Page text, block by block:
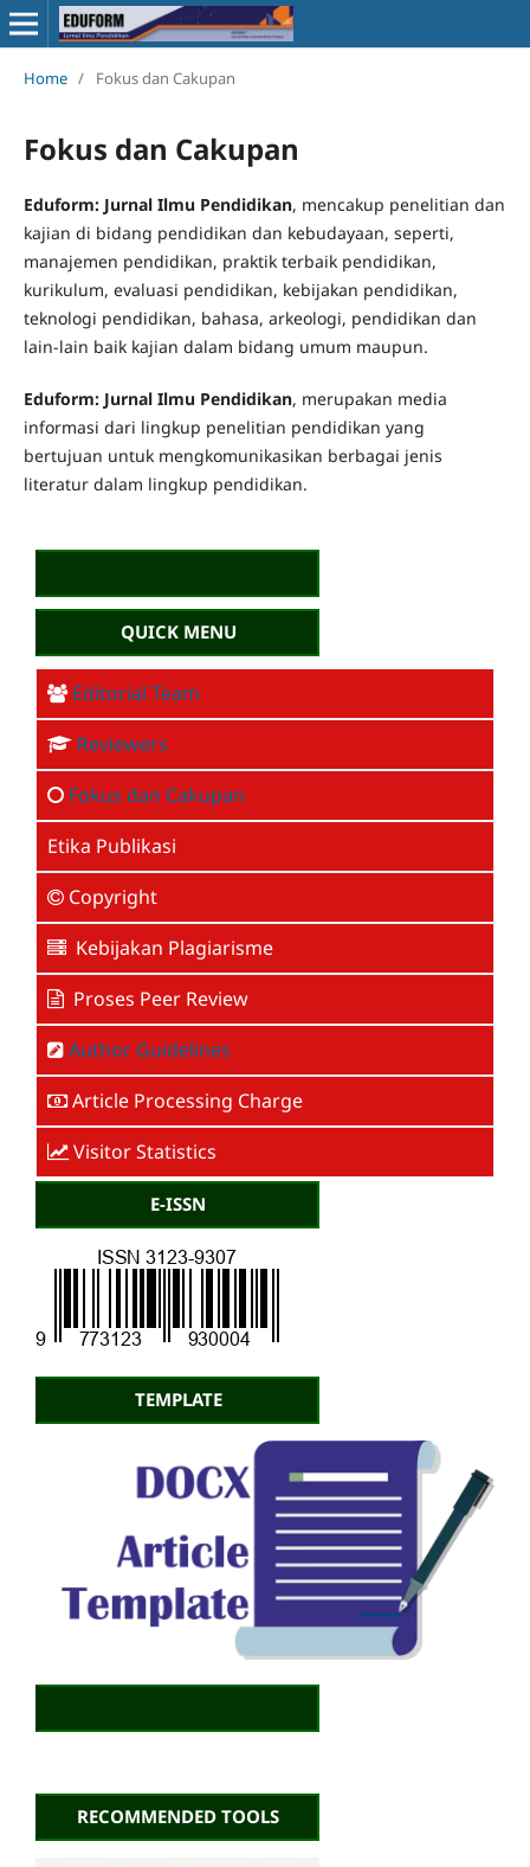
Home / Fokus dan Cakupan
Fokus dan Cakupan
Eduform: Jurnal Ilmu Pendidikan, mencakup penelitian dan
kajian di bidang pendidikan dan kebudayaan, seperti,
manajemen pendidikan, praktik terbaik pendidikan,
kurikulum, evaluasi pendidikan, kebijakan pendidikan,
teknologi pendidikan, bahasa, arkeologi, pendidikan dan
lain-lain baik kajian dalam bidang umum maupun.
Eduform: Jurnal Ilmu Pendidikan, merupakan media
informasi dari lingkup penelitian pendidikan yang
bertujuan untuk mengkomunikasikan berbagai jenis
literatur dalam lingkup pendidikan.
QUICK MENU
Editorial Team
Reviewers
Fokus dan Cakupan
Etika Publikasi
Copyright
Kebijakan Plagiarisme
Proses Peer Review
Author Guidelines
Article Processing Charge
Visitor Statistics
E-ISSN
TEMPLATE
RECOMMENDED TOOLS